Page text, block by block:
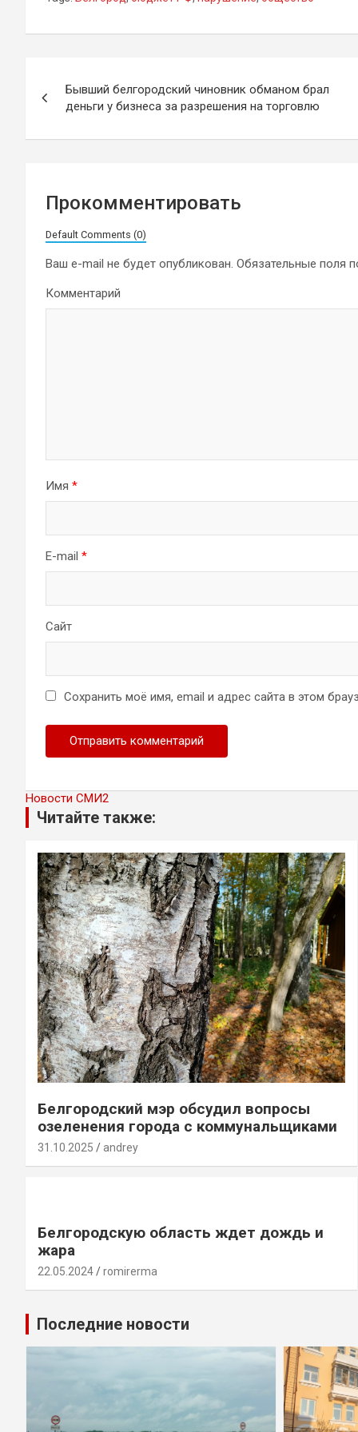
по
записям
Бывший белгородский чиновник обманом брал
деньги у бизнеса за разрешения на торговлю
Прокомментировать
Default Comments (0)
Ваш e-mail не будет опубликован. Обязательные поля
Комментарий
Имя *
E-mail *
Сайт
Сохранить моё имя, email и адрес сайта в этом
Новости СМИ2
Читайте также:
Белгородский мэр обсудил вопросы
озеленения города с коммунальщиками
31.10.2025 andrey
Белгородскую область ждет дождь и
жара
22.05.2024 romirerma
Последние новости